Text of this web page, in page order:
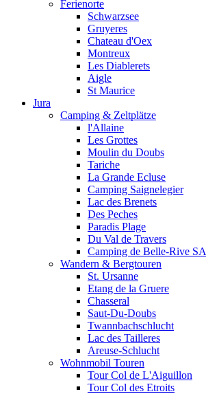
Ferienorte
Schwarzsee
Gruyeres
Chateau d'Oex
Montreux
Les Diablerets
Aigle
St Maurice
Jura
Camping & Zeltplätze
l'Allaine
Les Grottes
Moulin du Doubs
Tariche
La Grande Ecluse
Camping Saignelegier
Lac des Brenets
Des Peches
Paradis Plage
Du Val de Travers
Camping de Belle-Rive SA
Wandern & Bergtouren
St. Ursanne
Etang de la Gruere
Chasseral
Saut-Du-Doubs
Twannbachschlucht
Lac des Tailleres
Areuse-Schlucht
Wohnmobil Touren
Tour Col de L'Aiguillon
Tour Col des Etroits